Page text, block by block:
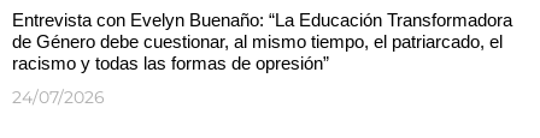
Entrevista con Evelyn Buenaño: “La Educación Transformadora
de Género debe cuestionar, al mismo tiempo, el patriarcado, el
racismo y todas las formas de opresión”
24/07/2026